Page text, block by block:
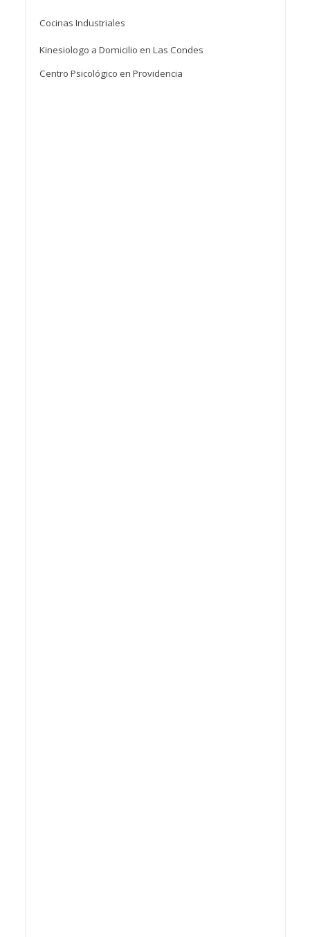
Cocinas Industriales
Kinesiologo a Domicilio en Las Condes
Centro Psicológico en Providencia